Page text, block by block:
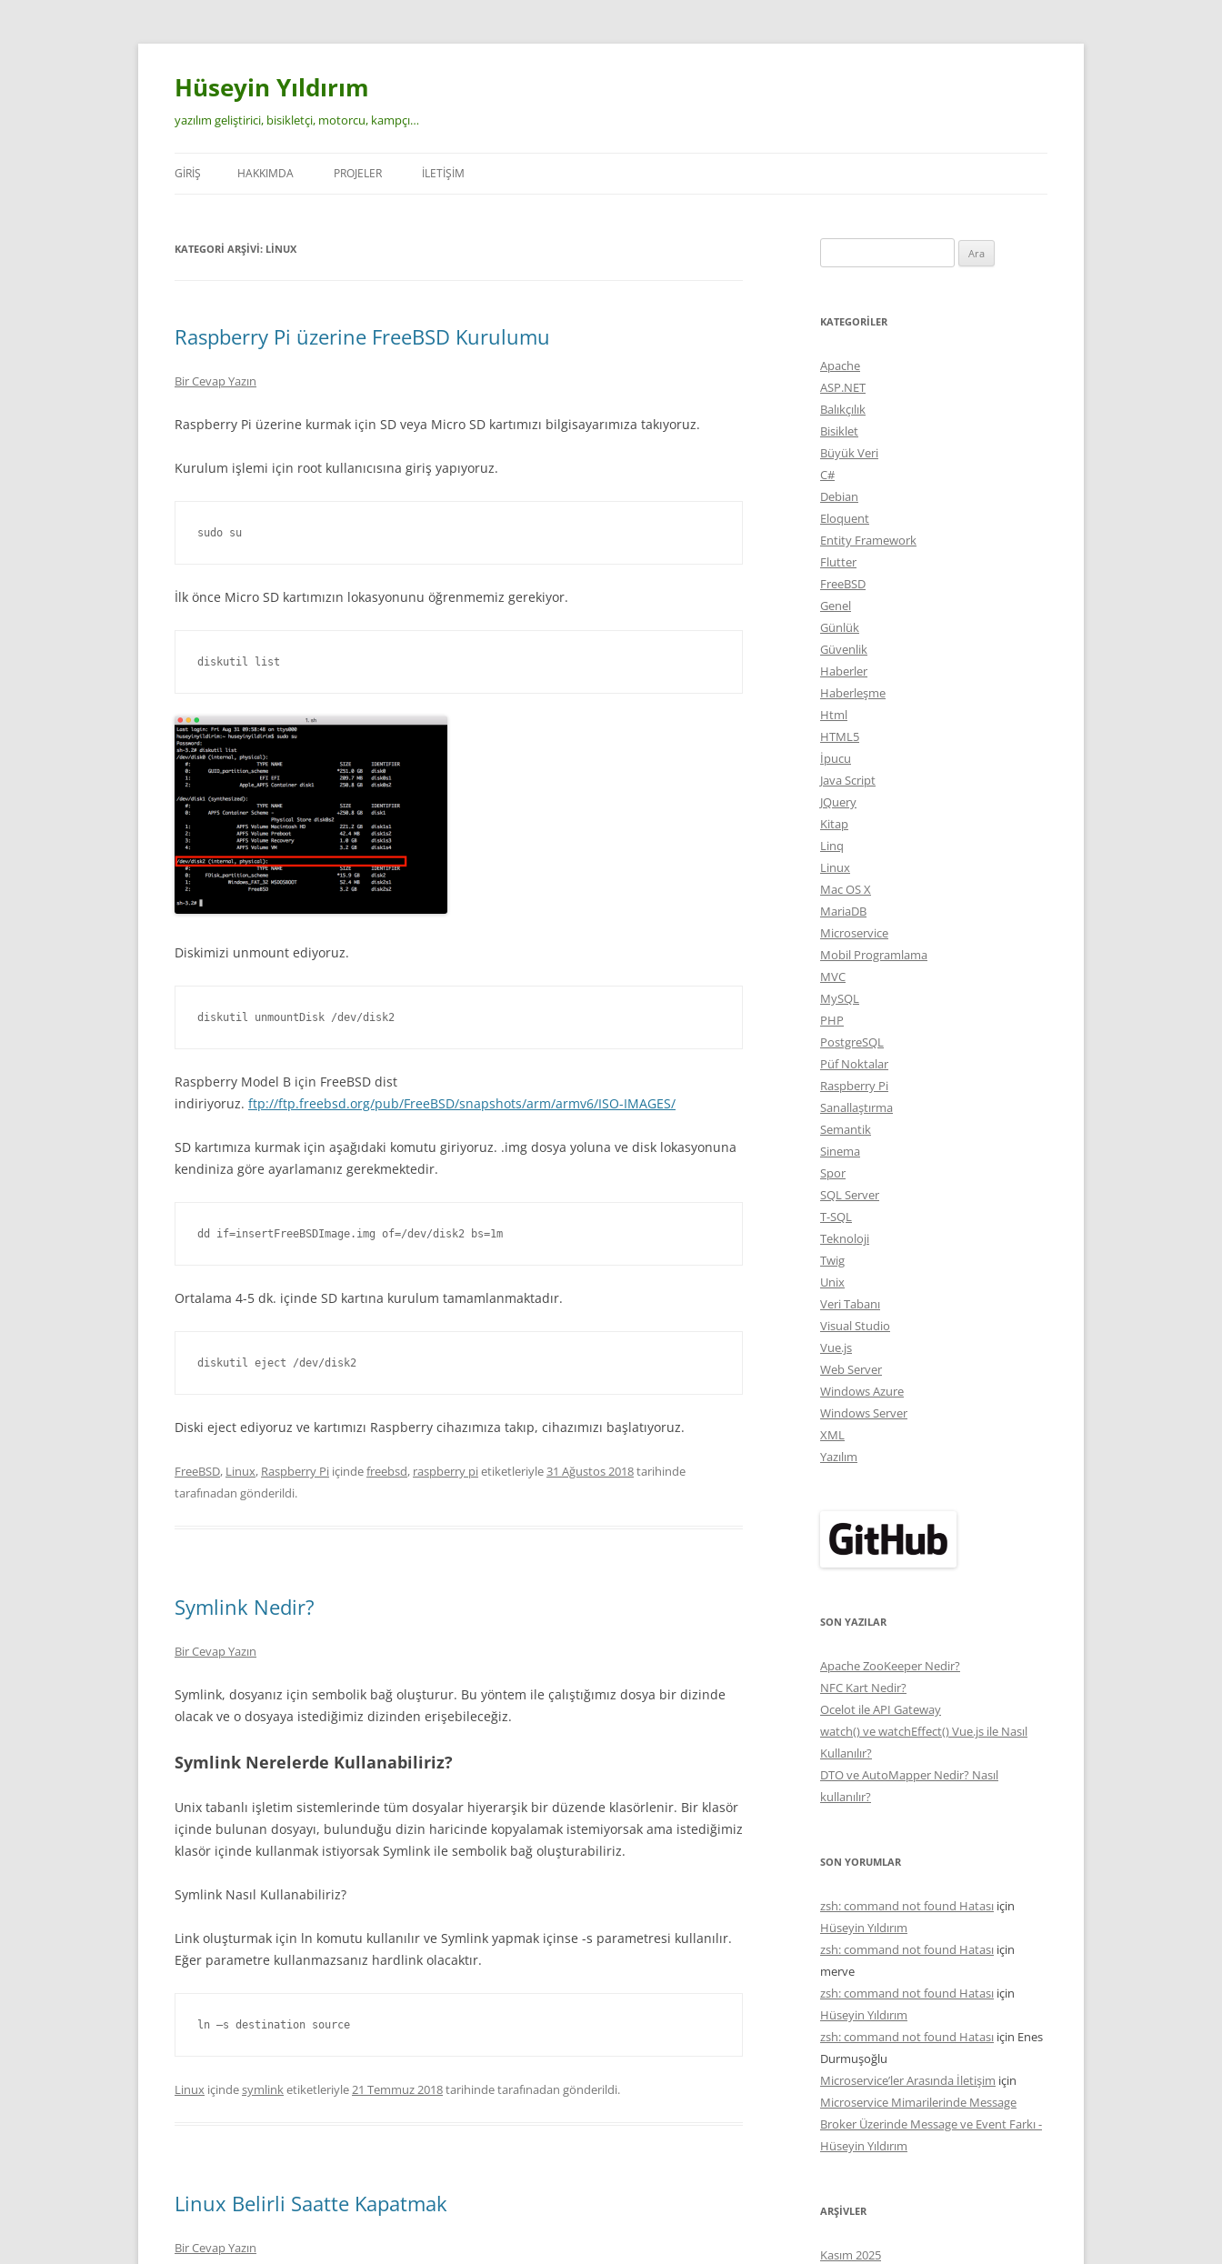
İçeriğe
Hüseyin Yıldırım
yazılım geliştirici, bisikletçi, motorcu, kampçı…
GIRIŞ HAKKIMDA PROJELER İLETIŞIM
KATEGORI ARŞIVI: LINUX
Raspberry Pi üzerine FreeBSD Kurulumu
Bir Cevap Yazın
Raspberry Pi üzerine kurmak için SD veya Micro SD kartımızı bilgisayarımıza takıyoruz.
Kurulum işlemi için root kullanıcısına giriş yapıyoruz.
sudo su
İlk önce Micro SD kartımızın lokasyonunu öğrenmemiz gerekiyor.
diskutil list
Diskimizi unmount ediyoruz.
diskutil unmountDisk /dev/disk2
Raspberry Model B için FreeBSD dist
indiriyoruz. ftp://ftp.freebsd.org/pub/FreeBSD/snapshots/arm/armv6/ISO-IMAGES/
SD kartımıza kurmak için aşağıdaki komutu giriyoruz. .img dosya yoluna ve disk lokasyonuna
kendiniza göre ayarlamanız gerekmektedir.
dd if=insertFreeBSDImage.img of=/dev/disk2 bs=1m
Ortalama 4-5 dk. içinde SD kartına kurulum tamamlanmaktadır.
diskutil eject /dev/disk2
Diski eject ediyoruz ve kartımızı Raspberry cihazımıza takıp, cihazımızı başlatıyoruz.
FreeBSD, Linux, Raspberry Pi içindefreebsd, raspberry pietiketleriyle31 Ağustos 2018tarihinde
tarafınadan gönderildi.
Symlink Nedir?
Bir Cevap Yazın
Symlink, dosyanız için sembolik bağ oluşturur. Bu yöntem ile çalıştığımız dosya bir dizinde
olacak ve o dosyaya istediğimiz dizinden erişebileceğiz.
Symlink Nerelerde Kullanabiliriz?
Unix tabanlı işletim sistemlerinde tüm dosyalar hiyerarşik bir düzende klasörlenir. Bir klasör
içinde bulunan dosyayı, bulunduğu dizin haricinde kopyalamak istemiyorsak ama istediğimiz
klasör içinde kullanmak istiyorsak Symlink ile sembolik bağ oluşturabiliriz.
Symlink Nasıl Kullanabiliriz?
Link oluşturmak için ln komutu kullanılır ve Symlink yapmak içinse -s parametresi kullanılır.
Eğer parametre kullanmazsanız hardlink olacaktır.
ln –s destination source
Linux içindesymlinketiketleriyle21 Temmuz 2018tarihindetarafınadan gönderildi.
Linux Belirli Saatte Kapatmak
Bir Cevap Yazın
KATEGORILER
Apache
ASP.NET
Balıkçılık
Bisiklet
Büyük Veri
C#
Debian
Eloquent
Entity Framework
Flutter
FreeBSD
Genel
Günlük
Güvenlik
Haberler
Haberleşme
Html
HTML5
İpucu
Java Script
JQuery
Kitap
Linq
Linux
Mac OS X
MariaDB
Microservice
Mobil Programlama
MVC
MySQL
PHP
PostgreSQL
Püf Noktalar
Raspberry Pi
Sanallaştırma
Semantik
Sinema
Spor
SQL Server
T-SQL
Teknoloji
Twig
Unix
Veri Tabanı
Visual Studio
Vue.js
Web Server
Windows Azure
Windows Server
XML
Yazılım
SON YAZILAR
Apache ZooKeeper Nedir?
NFC Kart Nedir?
Ocelot ile API Gateway
watch() ve watchEffect() Vue.js ile Nasıl
Kullanılır?
DTO ve AutoMapper Nedir? Nasıl
kullanılır?
SON YORUMLAR
zsh: command not found Hatası için
Hüseyin Yıldırım
zsh: command not found Hatası için
merve
zsh: command not found Hatası için
Hüseyin Yıldırım
zsh: command not found Hatası için Enes
Durmuşoğlu
Microservice’ler Arasında İletişim için
Microservice Mimarilerinde Message
Broker Üzerinde Message ve Event Farkı -
Hüseyin Yıldırım
ARŞIVLER
Kasım 2025